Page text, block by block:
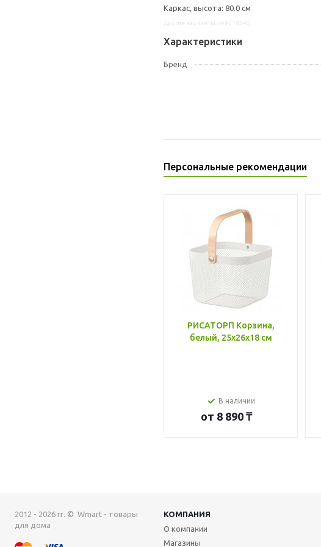
Каркас, высота: 80.0 см
Характеристики
Бренд
Персональные рекомендации
РИСАТОРП Корзина,
белый, 25x26x18 см
В наличии
от 8 890 ₸
2012 - 2026 гг. © Wmart - товары
для дома
КОМПАНИЯ
О компании
Магазины